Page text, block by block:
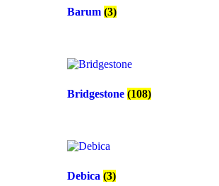
Barum (3)
Bridgestone (108)
Debica (3)